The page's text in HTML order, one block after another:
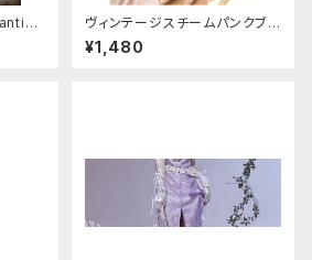
ヴィンテージスチームパンクブレ
スレット
¥1,480